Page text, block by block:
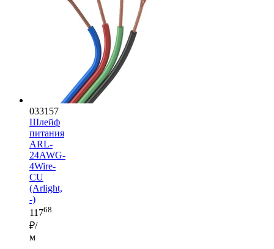
033157
Шлейф
питания
ARL-
24AWG-
4Wire-
CU
(Arlight,
-)
11768
₽/
м